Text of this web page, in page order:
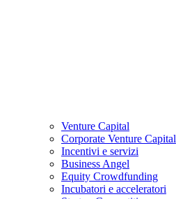
Venture Capital
Corporate Venture Capital
Incentivi e servizi
Business Angel
Equity Crowdfunding
Incubatori e acceleratori